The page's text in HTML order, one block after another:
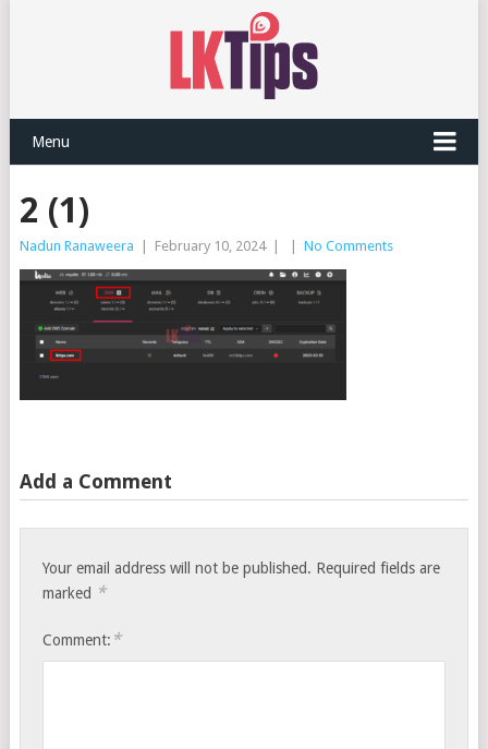
Menu
2 (1)
Nadun Ranaweera February 10, 2024 No Comments
Add a Comment
Your email address will not be published. Required fields are
marked *
Comment: *